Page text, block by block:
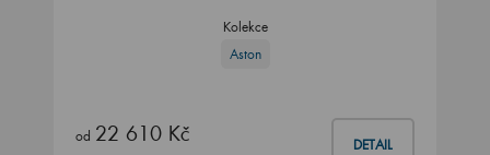
Kolekce
Aston
od 22 610 Kč DETAIL